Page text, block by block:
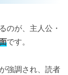
のが、主人公・
です。
強調され、読者